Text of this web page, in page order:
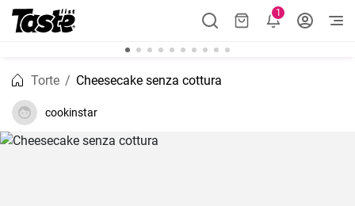
1
Torte Cheesecake senza cottura
cookinstar